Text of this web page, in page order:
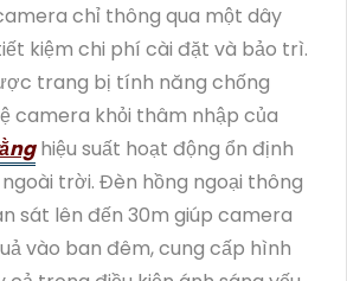
chỉ thông qua một dây
kiệm chi phí cài đặt và bảo trì.
trang bị tính năng chống
camera khỏi thâm nhập của
hiệu suất hoạt động ổn định
trời. Đèn hồng ngoại thông
sát lên đến 30m giúp camera
vào ban đêm, cung cấp hình